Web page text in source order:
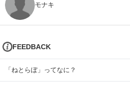
モナキ
FEEDBACK
「ねとらぼ」ってなに？